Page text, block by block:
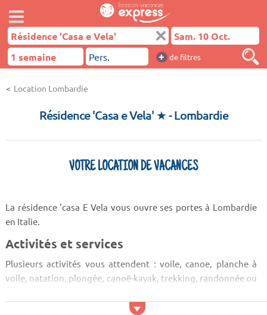
+ de filtres
Location Lombardie
Résidence 'Casa e Vela' ★- Lombardie
VOTRE LOCATION DE VACANCES
La résidence 'casa E Vela vous ouvre ses portes à Lombardie
en Italie.
Activités et services
Plusieurs activités vous attendent : voile, canoe, planche à
voile, natation, plongée, canoë-kayak, trekking, randonnée ou
résidence et vous reposer sur les transats. En ce qui concer...